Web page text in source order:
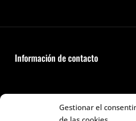
Gestionar el
Información de contacto
Seguir en Facebook e Instagram